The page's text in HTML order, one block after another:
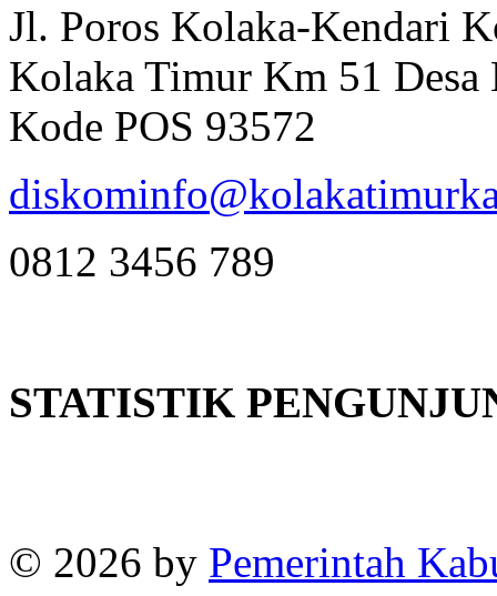
Jl. Poros Kolaka-Kendari
Kolaka Timur Km 51 Desa
Kode POS 93572
0812 3456 789
STATISTIK
© 2026 by Pemerintah